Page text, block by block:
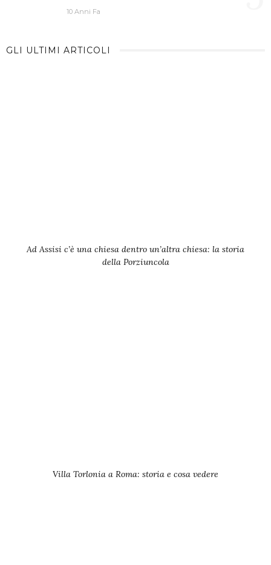
10 Anni Fa
GLI ULTIMI ARTICOLI
Ad Assisi c’è una chiesa dentro un’altra chiesa: la storia
della Porziuncola
Villa Torlonia a Roma: storia e cosa vedere